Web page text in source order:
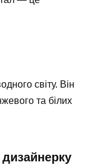
світу. Він
та білих